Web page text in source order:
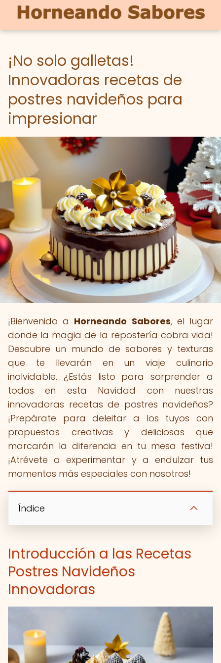
¡No solo galletas!
Innovadoras recetas de
postres navideños para
impresionar
¡Bienvenido a Horneando Sabores, el lugar
donde la magia de la repostería cobra vida!
Descubre un mundo de sabores y texturas
que te llevarán en un viaje culinario
inolvidable. ¿Estás listo para sorprender a
todos en esta Navidad con nuestras
innovadoras recetas de postres navideños?
¡Prepárate para deleitar a los tuyos con
propuestas creativas y deliciosas que
marcarán la diferencia en tu mesa festiva!
¡Atrévete a experimentar y a endulzar tus
momentos más especiales con nosotros!
Índice
Introducción a las Recetas
Postres Navideños
Innovadoras